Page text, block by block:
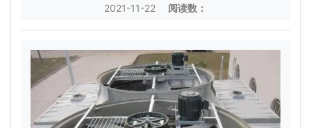
2021-11-22
阅读数：